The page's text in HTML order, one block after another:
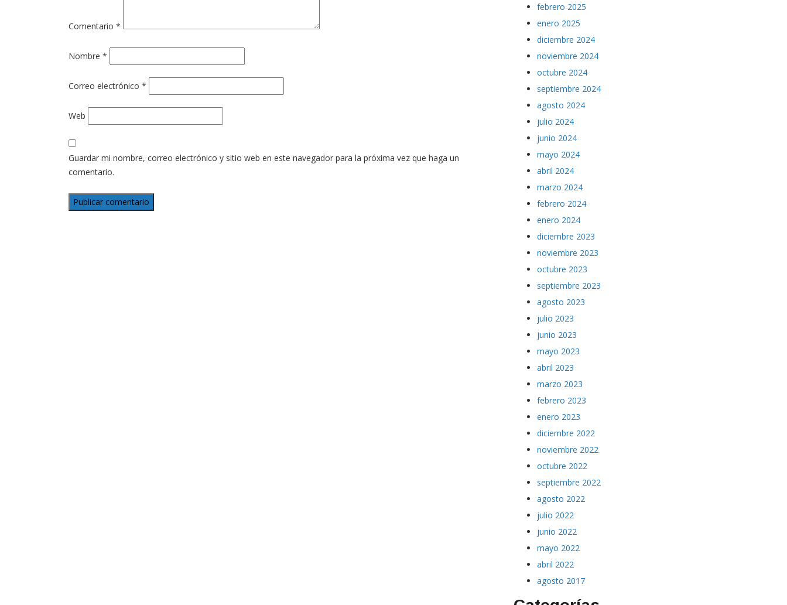
Comentario *
Nombre *
Correo electrónico *
Web
Guardar mi nombre, correo electrónico y sitio web en este navegador para la próxima vez que haga un
comentario.
febrero 2025
enero 2025
diciembre 2024
noviembre 2024
octubre 2024
septiembre 2024
agosto 2024
julio 2024
junio 2024
mayo 2024
abril 2024
marzo 2024
febrero 2024
enero 2024
diciembre 2023
noviembre 2023
octubre 2023
septiembre 2023
agosto 2023
julio 2023
junio 2023
mayo 2023
abril 2023
marzo 2023
febrero 2023
enero 2023
diciembre 2022
noviembre 2022
octubre 2022
septiembre 2022
agosto 2022
julio 2022
junio 2022
mayo 2022
abril 2022
agosto 2017